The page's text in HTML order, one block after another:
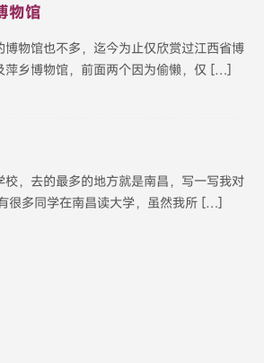
物馆
博物馆也不多，迄今为止仅欣赏过江西省博
萍乡博物馆，前面两个因为偷懒，仅 […]
校，去的最多的地方就是南昌，写一写我对
很多同学在南昌读大学，虽然我所 […]